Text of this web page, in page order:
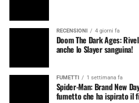
RECENSIONI 4 giorni fa
Doom The Dark Ages:
anche lo Slayer sanguina!
FUMETTI 1 settimana fa
Spider-Man: Brand New
fumetto che ha ispirato il